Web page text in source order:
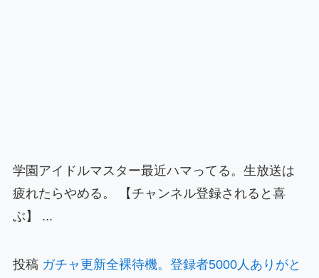
学園アイドルマスター最近ハマってる。生放送は
疲れたらやめる。 【チャンネル登録されると喜
ぶ】 ...
投稿 ガチャ更新全裸待機。登録者5000人ありがと